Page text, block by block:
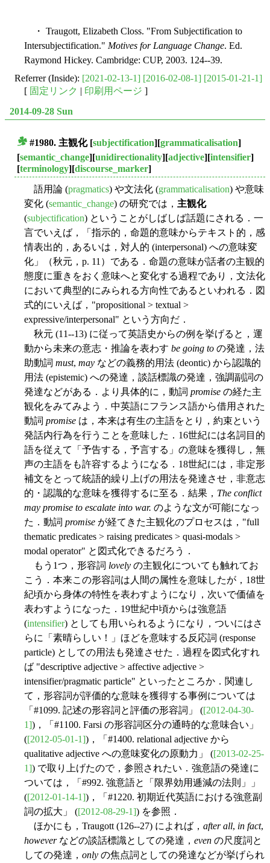
・ Traugott, Elizabeth Closs. "From Subjectification to
Intersubjectification." Motives for Language Change. Ed.
Raymond Hickey. Cambridge: CUP, 2003. 124--39.
Referrer (Inside): [2021-02-13-1] [2016-02-08-1] [2015-01-21-1]
[ 固定リンク | 印刷用ページ ]
2014-09-28 Sun
#1980. 主観化[subjectification][grammaticalisation]
[semantic_change][unidirectionality][adjective][intensifier]
[terminology][discourse_marker]
語用論 (pragmatics) や文法化 (grammaticalisation) や意味
変化 (semantic_change) の研究では， 主観化
(subjectification) ということがしばしば話題にされる．一
言でいえば，「指示的，命題的意味からテキスト的，感
情表出的，あるいは，対人的 (interpersonal) への意味変
化」（秋元，p. 11）である．命題の意味が話者の主観的
態度に重きをおく意味へと変化する過程であり，文法化
において典型的にみられる方向性であるといわれる．図
式的にいえば，"propositional > textual >
expressive/interpersonal" という方向だ．
秋元 (11--13) に従って英語史からの例を挙げると，運
動から未来の意志・推論を表わす be going to の発達，法
助動詞 must, may などの義務的用法 (deontic) から認識的
用法 (epistemic) への発達，談話標識の発達，強調副詞の
発達などがある．より具体的に，動詞 promise の経た主
観化をみてみよう．中英語にフランス語から借用された
動詞 promise は，本来は有生の主語をとり，約束という
発話内行為を行うことを意味した．16世紀には名詞目的
語を従えて「予告する，予言する」の意味を獲得し，無
声の主語をも許容するようになる．18世紀には，非定形
補文をとって統語的繰り上げの用法を発達させ，非意志
的・認識的な意味を獲得するに至る．結果， The conflict
may promise to escalate into war. のような文が可能になっ
た．動詞 promise が経てきた主観化のプロセスは，"full
thematic predicates > raising predicates > quasi-modals >
modal operator" と図式化できるだろう．
もう1つ，形容詞 lovely の主観化についても触れてお
こう．本来この形容詞は人間の属性を意味したが，18世
紀頃から身体の特性を表わすようになり，次いで価値を
表わすようになった．19世紀中頃からは強意語
(intensifier) としても用いられるようになり，ついにはさ
らに「素晴らしい！」ほどを意味する反応詞 (response
particle) としての用法も発達させた．過程を図式化すれ
ば "descriptive adjective > affective adjective >
intensifier/pragmatic particle" といったところか．関連し
て，形容詞が評価的な意味を獲得する事例については
「#1099. 記述の形容詞と評価の形容詞」 ([2012-04-30-
1])，「#1100. Farsi の形容詞区分の通時的な意味合い」
([2012-05-01-1])，「#1400. relational adjective から
qualitative adjective への意味変化の原動力」 ([2013-02-25-
1]) で取り上げたので，参照されたい．強意語の発達に
ついては，「#992. 強意語と「限界効用逓減の法則」」
([2012-01-14-1])，「#1220. 初期近代英語における強意副
詞の拡大」 ([2012-08-29-1]) を参照．
ほかにも，Traugott (126--27) によれば， after all, in fact,
howeverなどの談話標識としての発達， even の尺度詞と
しての発達， only の焦点詞としての発達などが挙げられ